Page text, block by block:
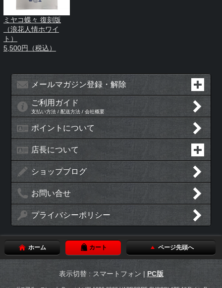
ミヤコ蝶々 復刻版
（浪花人情ホワイ
ト）
5,500円（税込）
メールマガジン登録・解除
ご利用ガイド
支払い方法 / 配送方法 / 会社概要
ポイントについて
店長について
ショップブログ
お問い合せ
プライバシーポリシー
ホーム カート ページ先頭へ
表示切替 : スマートフォン | PC版